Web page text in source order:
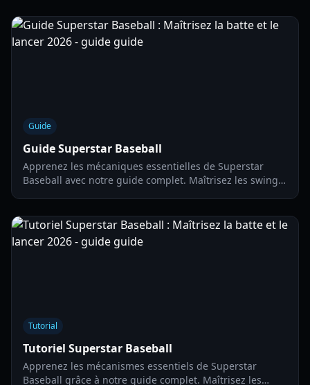
Guide
Guide Superstar Baseball
Apprenez les mécaniques essentielles de Superstar
Baseball avec notre guide complet. Maîtrisez les swings
Tutorial
Tutoriel Superstar Baseball
Apprenez les mécanismes essentiels de Superstar
Baseball grâce à notre guide complet. Maîtrisez les